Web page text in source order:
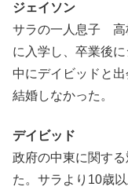
ジェイソン
サラの一人息子 高
に入学し、卒業後
中にデイビッドと
結婚しなかった。
デイビッド
政府の中東に関す
た。サラより10歳以